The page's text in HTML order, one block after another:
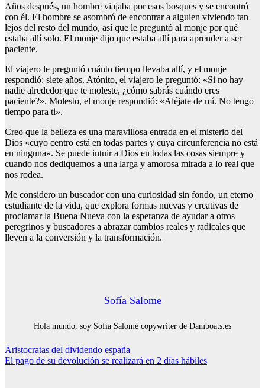
Años después, un hombre viajaba por esos bosques y se encontró
con él. El hombre se asombró de encontrar a alguien viviendo tan
lejos del resto del mundo, así que le preguntó al monje por qué
estaba allí solo. El monje dijo que estaba allí para aprender a ser
paciente.
El viajero le preguntó cuánto tiempo llevaba allí, y el monje
respondió: siete años. Atónito, el viajero le preguntó: «Si no hay
nadie alrededor que te moleste, ¿cómo sabrás cuándo eres
paciente?». Molesto, el monje respondió: «Aléjate de mí. No tengo
tiempo para ti».
Creo que la belleza es una maravillosa entrada en el misterio del
Dios «cuyo centro está en todas partes y cuya circunferencia no está
en ninguna». Se puede intuir a Dios en todas las cosas siempre y
cuando nos dediquemos a una larga y amorosa mirada a lo real que
nos rodea.
Me considero un buscador con una curiosidad sin fondo, un eterno
estudiante de la vida, que explora formas nuevas y creativas de
proclamar la Buena Nueva con la esperanza de ayudar a otros
peregrinos y buscadores a abrazar cambios reales y radicales que
lleven a la conversión y la transformación.
Sofía Salome
Hola mundo, soy Sofía Salomé copywriter de Damboats.es
Navegación
de
Aristocratas del dividendo españa
El pago de su devolución se realizará en 2 días hábiles